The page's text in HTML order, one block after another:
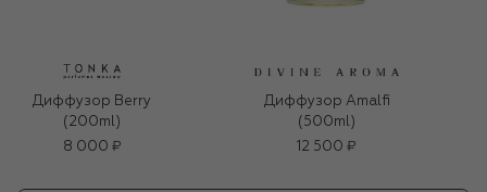
Диффузор Berry
(200ml)
8 000 ₽
Диффузор Amalfi
(500ml)
12 500 ₽